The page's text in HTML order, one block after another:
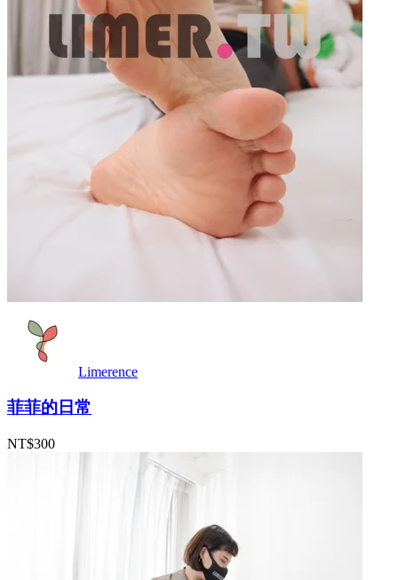
Limerence
菲菲的日常
NT$300